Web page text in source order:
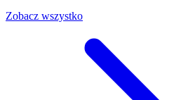
Zobacz wszystko